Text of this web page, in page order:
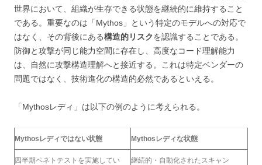
世界において、組織が生存できる状態を継続的に維持すること
である。重要なのは「Mythos」という特定のモデルへの対応で
はなく、その背後にある構造的リスクを認識することである。
防御と攻撃が同じ能力空間に存在し、高度なコード理解能力
は、自然に攻撃構造理解へと接近する。これは特定ベンダーの
問題ではなく、技術進化の構造的必然であるといえる。
「Mythosレディ」は以下の例のように考えられる。
Mythosレディではない状態 Mythosレディな状態
四半期ペネトテストを実施してい
継続的・自動化されたスキャン